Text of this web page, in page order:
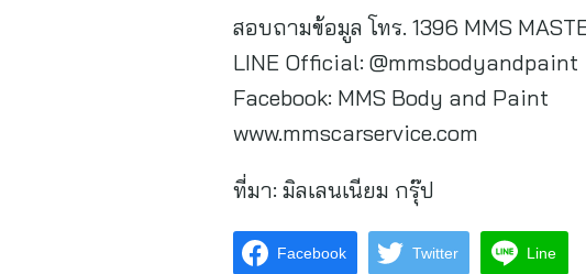
สอบถามข้อมูล โทร. 1396 MMS
LINE Official: @mmsbodyandpaint
Facebook: MMS Body and Paint
www.mmscarservice.com
ที่มา: มิลเลนเนียม กรุ๊ป
Facebook Twitter Line